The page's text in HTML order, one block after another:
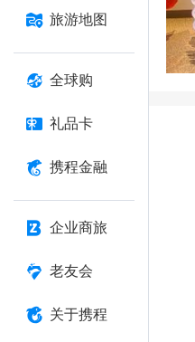
旅游地图
全球购
礼品卡
携程金融
企业商旅
老友会
关于携程